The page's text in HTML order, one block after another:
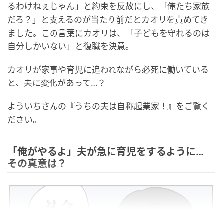
るわけねぇじゃん」と約束を反故にし、「俺たち家族
だろ？」と支えるのが当たり前だとカオリを責めてき
ました。この言葉にカオリは、「子どもを守れるのは
自分しかいない」と復職を決意。
カオリが家事や育児に追われながら必死に働いている
と、夫に変化があって…？
よういちさんの『うちの夫は自称起業家！』をご覧く
ださい。
「俺がやるよ」夫が急に育児をするように…
その真意は？